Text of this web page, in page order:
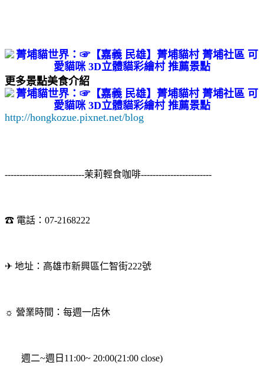
更多景點美食介紹
http://hongkozue.pixnet.net/blog
---------------------------茉莉輕食咖啡------------------------
☎ 電話：07-2168222
✈ 地址：高雄市新興區仁智街222號
☼ 營業時間：每週一店休
週二~週日11:00~ 20:00(21:00 close)